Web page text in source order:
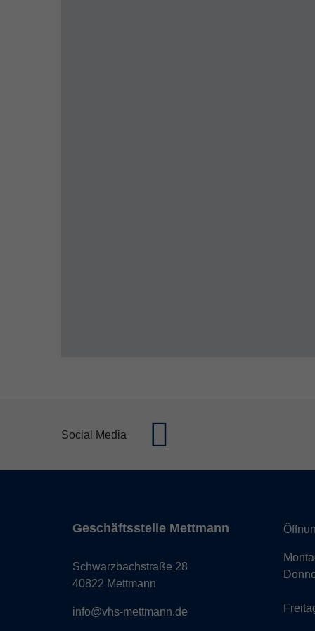
Social Media
Geschäftsstelle Mettmann
Schwarzbachstraße 28
40822 Mettmann
info@vhs-mettmann.de